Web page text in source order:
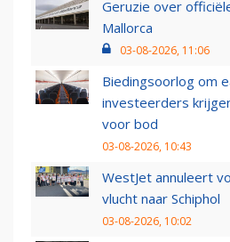
Geruzie over
Mallorca
03-08-2026, 11:06
Biedingsoorlog om
investeerders
voor bod
03-08-2026, 10:43
WestJet annuleert
vlucht naar Schiphol
03-08-2026, 10:02